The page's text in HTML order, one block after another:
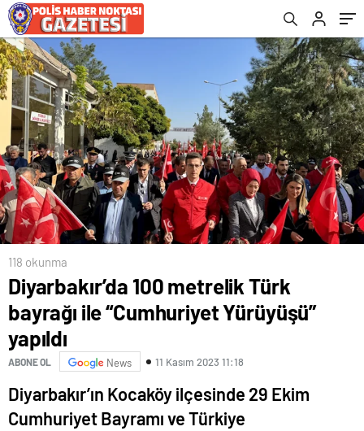
118 okunma
Diyarbakır’da 100 metrelik Türk
bayrağı ile “Cumhuriyet Yürüyüşü”
yapıldı
ABONE OL News 11 Kasım 2023 11:18
Diyarbakır’ın Kocaköy ilçesinde 29 Ekim
Cumhuriyet Bayramı ve Türkiye